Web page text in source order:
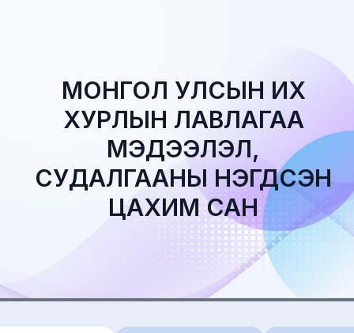
МОНГОЛ УЛСЫН ИХ
ХУРЛЫН ЛАВЛАГАА
МЭДЭЭЛЭЛ,
СУДАЛГААНЫ НЭГДСЭН
ЦАХИМ САН